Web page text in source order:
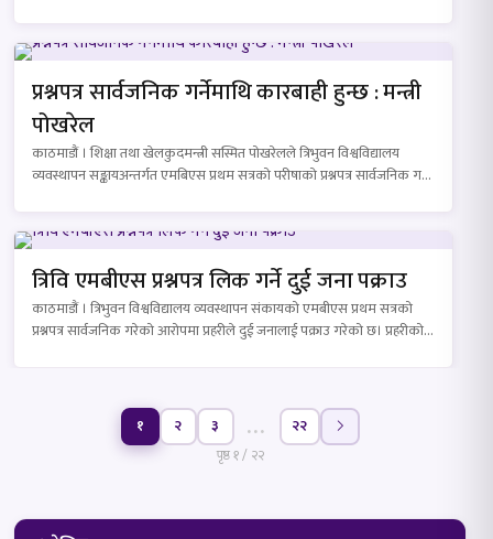
प्रश्नपत्र सार्वजनिक गर्नेमाथि कारबाही हुन्छ : मन्त्री
पोखरेल
काठमाडौं । शिक्षा तथा खेलकुदमन्त्री सस्मित पोखरेलले त्रिभुवन विश्वविद्यालय
व्यवस्थापन सङ्कायअन्तर्गत एमबिएस प्रथम सत्रको परीषाको प्रश्नपत्र सार्वजनिक गर्ने
त्रिवि एमबीएस प्रश्नपत्र लिक गर्ने दुई जना पक्राउ
काठमाडौं । त्रिभुवन विश्वविद्यालय व्यवस्थापन संकायको एमबीएस प्रथम सत्रको
प्रश्नपत्र सार्वजनिक गरेको आरोपमा प्रहरीले दुई जनालाई पक्राउ गरेको छ। प्रहरीको…
१ २ ३ … २२
पृष्ठ १ / २२